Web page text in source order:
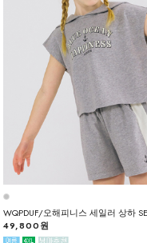
WQPDUF/오해피니스 세일러 상하
49,800원